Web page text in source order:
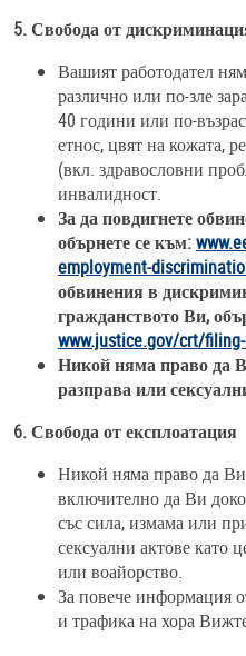
5. Свобода от
Вашият работодател
различно или по-зле
40 години или по-
етнос, цвят на кожата,
(вкл. здравословни
инвалидност.
За да повдигнете
обърнете се към:
employment-
обвинения в
гражданството Ви,
www.justice.gov/crt/
Никой няма право да
разправа или
6. Свобода от експлоатация
Никой няма право да Ви
включително да Ви
със сила, измама или
сексуални актове като
или воайорство.
За повече информация
и трафика на хора